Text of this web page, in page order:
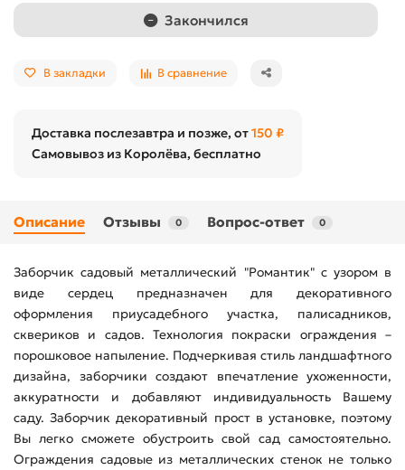
Закончился
В закладки В сравнение
Доставка послезавтра и позже, от150 ₽
Самовывоз из Королёва, бесплатно
Описание Отзывы 0 Вопрос-ответ 0
Заборчик садовый металлический "Романтик" с узором в
виде сердец предназначен для декоративного
оформления приусадебного участка, палисадников,
сквериков и садов. Технология покраски ограждения –
порошковое напыление. Подчеркивая стиль ландшафтного
дизайна, заборчики создают впечатление ухоженности,
аккуратности и добавляют индивидуальность Вашему
саду. Заборчик декоративный прост в установке, поэтому
Вы легко сможете обустроить свой сад самостоятельно.
Ограждения садовые из металлических стенок не только